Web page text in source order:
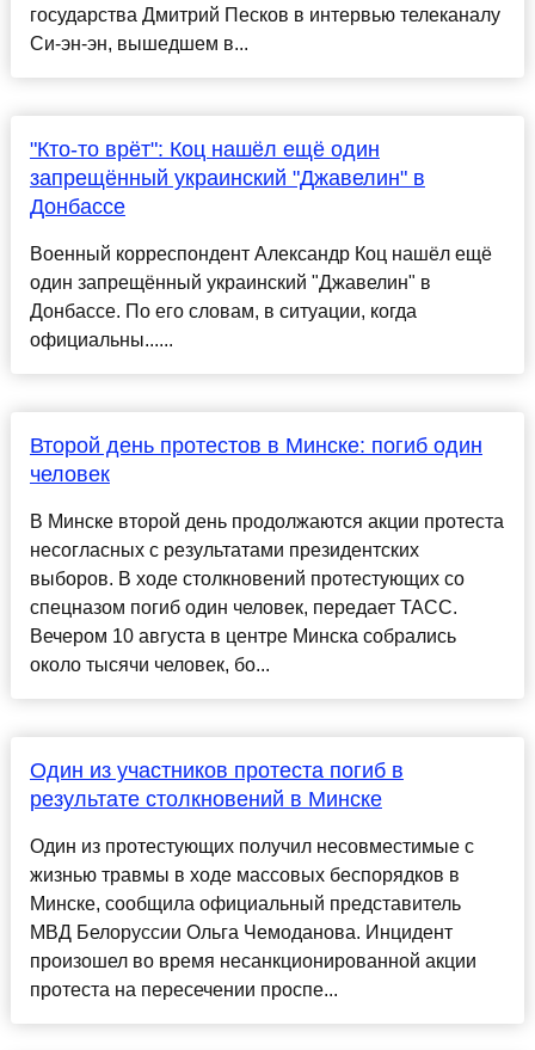
государства Дмитрий Песков в интервью телеканалу
Си-эн-эн, вышедшем в...
"Кто-то врёт": Коц нашёл ещё один
запрещённый украинский "Джавелин" в
Донбассе
Военный корреспондент Александр Коц нашёл ещё
один запрещённый украинский "Джавелин" в
Донбассе. По его словам, в ситуации, когда
официальны......
Второй день протестов в Минске: погиб один
человек
В Минске второй день продолжаются акции протеста
несогласных с результатами президентских
выборов. В ходе столкновений протестующих со
спецназом погиб один человек, передает ТАСС.
Вечером 10 августа в центре Минска собрались
около тысячи человек, бо...
Один из участников протеста погиб в
результате столкновений в Минске
Один из протестующих получил несовместимые с
жизнью травмы в ходе массовых беспорядков в
Минске, сообщила официальный представитель
МВД Белоруссии Ольга Чемоданова. Инцидент
произошел во время несанкционированной акции
протеста на пересечении проспе...